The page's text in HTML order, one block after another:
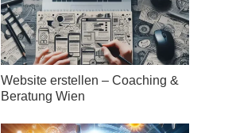
Website erstellen – Coaching &
Beratung Wien